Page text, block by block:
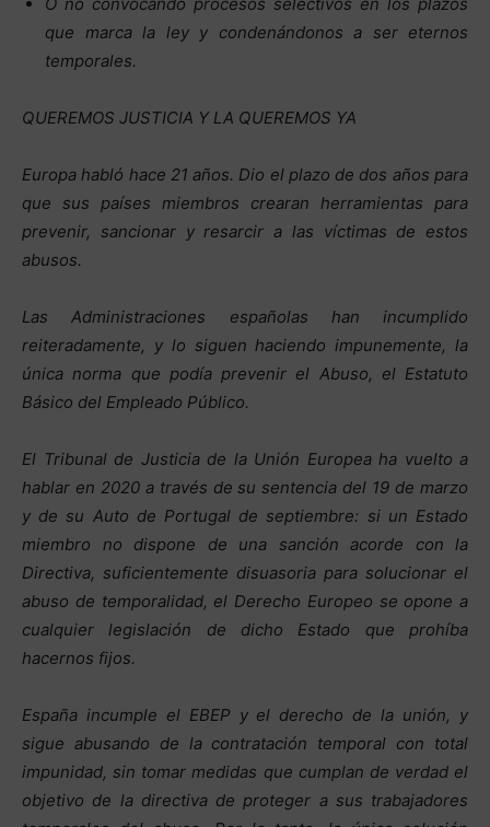
que marca la ley y condenándonos a ser eternos
temporales.
QUEREMOS JUSTICIA Y LA QUEREMOS YA
Europa habló hace 21 años. Dio el plazo de dos años para
que sus países miembros crearan herramientas para
prevenir, sancionar y resarcir a las víctimas de estos
abusos.
Las Administraciones españolas han incumplido
reiteradamente, y lo siguen haciendo impunemente, la
única norma que podía prevenir el Abuso, el Estatuto
Básico del Empleado Público.
El Tribunal de Justicia de la Unión Europea ha vuelto a
hablar en 2020 a través de su sentencia del 19 de marzo
y de su Auto de Portugal de septiembre: si un Estado
miembro no dispone de una sanción acorde con la
Directiva, suficientemente disuasoria para solucionar el
abuso de temporalidad, el Derecho Europeo se opone a
cualquier legislación de dicho Estado que prohíba
hacernos fijos.
España incumple el EBEP y el derecho de la unión, y
sigue abusando de la contratación temporal con total
impunidad, sin tomar medidas que cumplan de verdad el
objetivo de la directiva de proteger a sus trabajadores